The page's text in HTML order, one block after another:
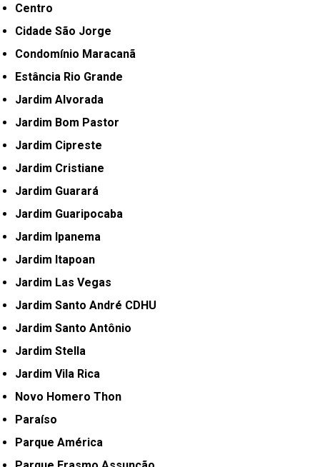
Centro
Cidade São Jorge
Condomínio Maracanã
Estância Rio Grande
Jardim Alvorada
Jardim Bom Pastor
Jardim Cipreste
Jardim Cristiane
Jardim Guarará
Jardim Guaripocaba
Jardim Ipanema
Jardim Itapoan
Jardim Las Vegas
Jardim Santo André CDHU
Jardim Santo Antônio
Jardim Stella
Jardim Vila Rica
Novo Homero Thon
Paraíso
Parque América